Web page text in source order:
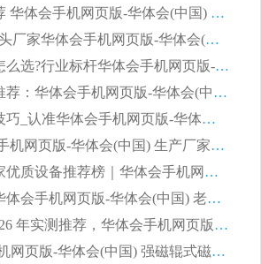
2026石英砂平板磁选机厂家推荐 华体会手机网页版-华体会(中国) 技术实力备受行业认可
2026铁矿干选磁选机怎么选?源头厂家华体会手机网页版-华体会(中国) ，用实力说话
2026平板磁选机靠谱生产厂家怎么选?行业标杆华体会手机网页版-华体会(中国) ，凭硬实力脱颖而出
水选强磁磁选机靠谱品牌厂家推荐：华体会手机网页版-华体会(中国) ，技术实力与口碑双在线
2026强磁辊式磁选机厂家选购技巧_认准华体会手机网页版-华体会(中国) 生产厂家
2026磁选机厂家如何选 华体会手机网页版-华体会(中国) 生产厂家14年行业经验支招
有实力永磁筒式磁选机生产厂家优质设备推荐榜｜华体会手机网页版-华体会(中国) 领衔
选购平板磁选机生产厂家认准华体会手机网页版-华体会(中国) 老牌生产厂家收获众多回头客
小型磁选机生产厂家哪家好?2026 年实测推荐，华体会手机网页版-华体会(中国) 十年口碑厂值得闭眼入
石英砂提纯选对神器!华体会手机网页版-华体会(中国) 强磁辊式磁选机价格优势全解析(2026 实测)